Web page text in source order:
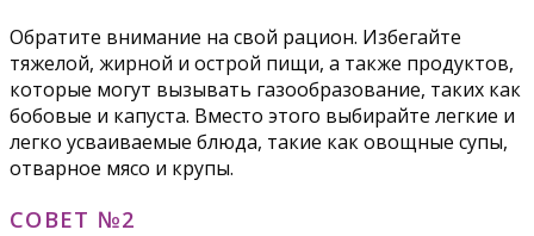
Обратите внимание на свой рацион. Избегайте
тяжелой, жирной и острой пищи, а также продуктов,
которые могут вызывать газообразование, таких как
бобовые и капуста. Вместо этого выбирайте легкие и
легко усваиваемые блюда, такие как овощные супы,
отварное мясо и крупы.
СОВЕТ №2